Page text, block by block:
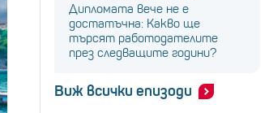
Дипломата вече не е
достатъчна: Какво ще
търсят работодателите
през следващите години?
Виж всички епизоди